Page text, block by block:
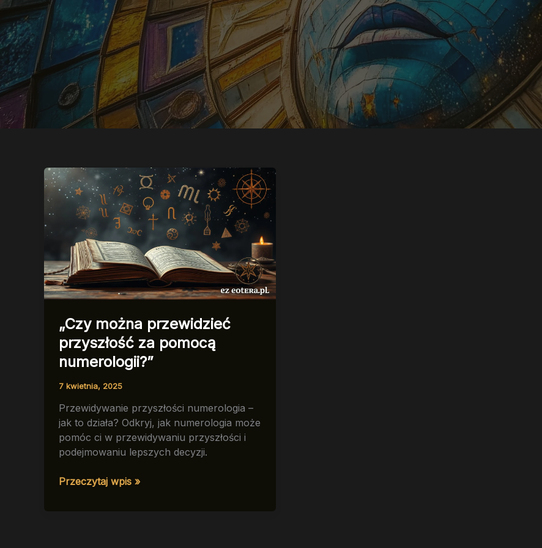
„Czy można przewidzieć
przyszłość za pomocą
numerologii?”
7 kwietnia, 2025
Przewidywanie przyszłości numerologia –
jak to działa? Odkryj, jak numerologia może
pomóc ci w przewidywaniu przyszłości i
podejmowaniu lepszych decyzji.
„Czy
Przeczytaj wpis »